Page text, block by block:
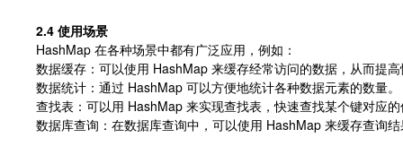
2.4 使用场景
HashMap 在各种场景中都有广泛应用，例如：
数据缓存：可以使用 HashMap 来缓存经常访问的数据，从而提
数据统计：通过 HashMap 可以方便地统计各种数据元素的数量。
查找表：可以用 HashMap 来实现查找表，快速查找某个键对应
数据库查询：在数据库查询中，可以使用 HashMap 来缓存查询